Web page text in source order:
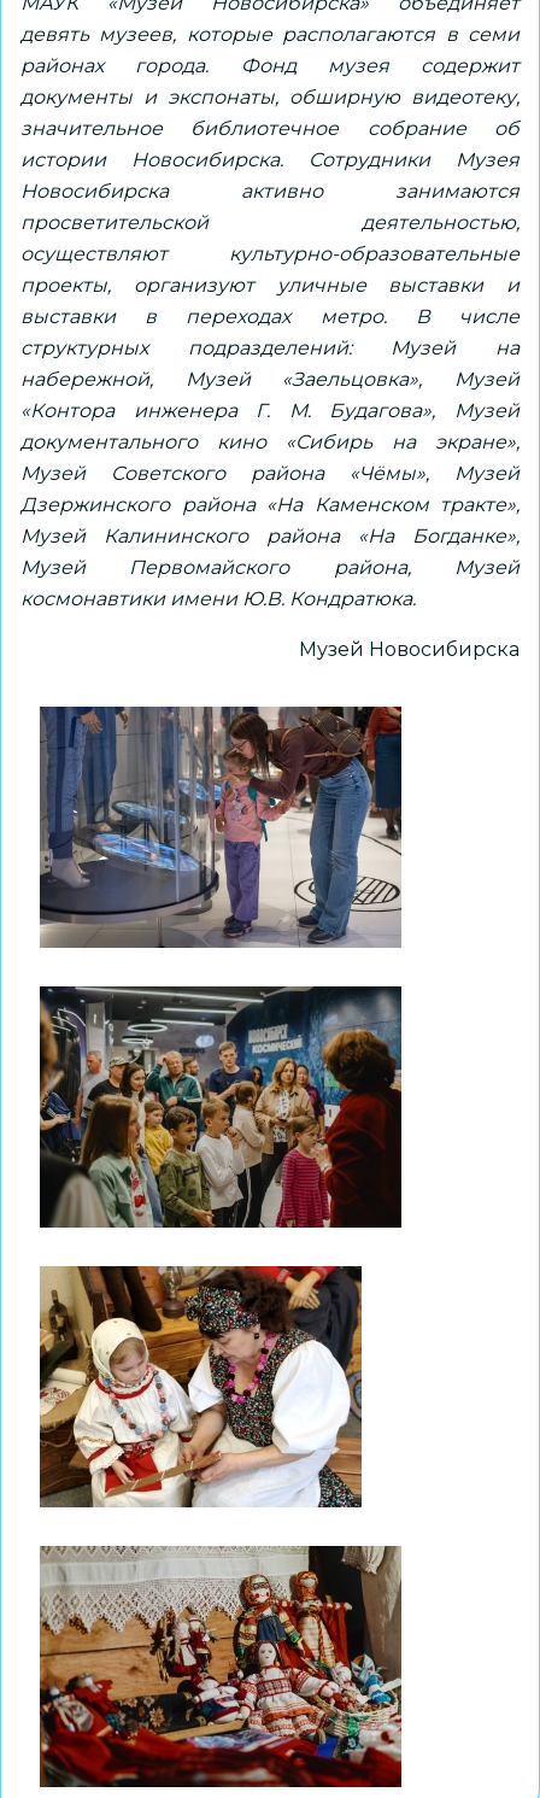
девять музеев, которые располагаются в семи
районах города. Фонд музея содержит
документы и экспонаты, обширную видеотеку,
значительное библиотечное собрание об
истории Новосибирска. Сотрудники Музея
Новосибирска активно занимаются
просветительской деятельностью,
осуществляют культурно-образовательные
проекты, организуют уличные выставки и
выставки в переходах метро. В числе
структурных подразделений: Музей на
набережной, Музей «Заельцовка», Музей
«Контора инженера Г. М. Будагова», Музей
документального кино «Сибирь на экране»,
Музей Советского района «Чёмы», Музей
Дзержинского района «На Каменском тракте»,
Музей Калининского района «На Богданке»,
Музей Первомайского района, Музей
космонавтики имени Ю.В. Кондратюка.
Музей Новосибирска